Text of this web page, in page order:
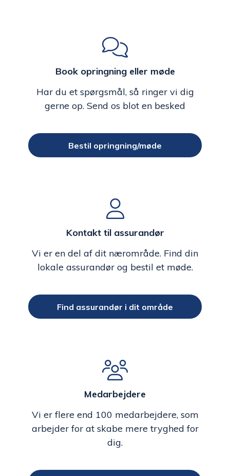
Book opringning eller møde
Har du et spørgsmål, så ringer vi dig
gerne op. Send os blot en besked
Bestil opringning/møde
Kontakt til assurandør
Vi er en del af dit nærområde. Find din
lokale assurandør og bestil et møde.
Find assurandør i dit område
Medarbejdere
Vi er flere end 100 medarbejdere, som
arbejder for at skabe mere tryghed for
dig.